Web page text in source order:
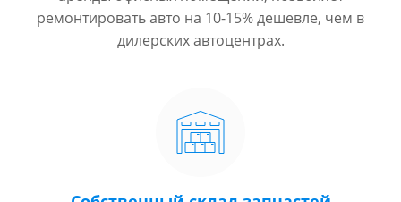
ремонтировать авто на 10-15% дешевле, чем в
дилерских автоцентрах.